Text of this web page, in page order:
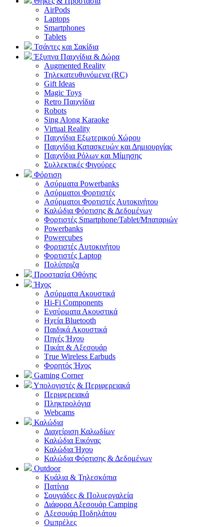
AirPods
Laptops
Smartphones
Tablets
Τσάντες και Σακίδια
Έξυπνα Παιχνίδια & Δώρα
Augmented Reality
Τηλεκατευθυνόμενα (RC)
Gift Ideas
Magic Toys
Retro Παιχνίδια
Robots
Sing Along Karaoke
Virtual Reality
Παιχνίδια Εξωτερικού Χώρου
Παιχνίδια Κατασκευών και Δημιουργίας
Παιχνίδια Ρόλων και Μίμησης
Συλλεκτικές Φιγούρες
Φόρτιση
Ασύρματα Powerbanks
Aσύρματοι Φορτιστές
Ασύρματοι Φορτιστές Αυτοκινήτου
Καλώδια Φόρτισης & Δεδομένων
Φορτιστές Smartphone/Tablet/Μπαταριών
Powerbanks
Powercubes
Φορτιστές Αυτοκινήτου
Φορτιστές Laptop
Πολύπριζα
Προστασία Οθόνης
Ήχος
Ασύρματα Ακουστικά
Hi-Fi Components
Ενσύρματα Ακουστικά
Ηχεία Bluetooth
Παιδικά Ακουστικά
Πηγές Ήχου
Πικάπ & Αξεσουάρ
Τrue Wireless Earbuds
Φορητός Ήχος
Gaming Corner
Υπολογιστές & Περιφερειακά
Περιφερειακά
Πληκτρολόγια
Webcams
Καλώδια
Διαχείριση Καλωδίων
Καλώδια Εικόνας
Καλώδια Ήχου
Καλώδια Φόρτισης & Δεδομένων
Outdoor
Κυάλια & Τηλεσκόπια
Πατίνια
Σουγιάδες & Πολυεργαλεία
Διάφορα Αξεσουάρ Camping
Αξεσουάρ Ποδηλάτου
Ομπρέλες